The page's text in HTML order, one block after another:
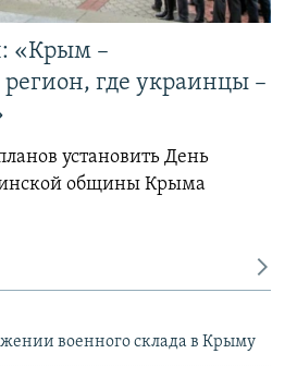
«Крым –
где украинцы –
установить День
общины Крыма
военного склада в Крыму